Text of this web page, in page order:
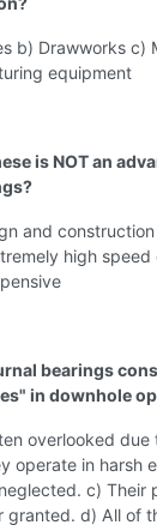
b) Drawworks c)
equipment
is NOT an
and
high speed
bearings
in downhole
overlooked due
operate in harsh
c) Their
granted. d) All of